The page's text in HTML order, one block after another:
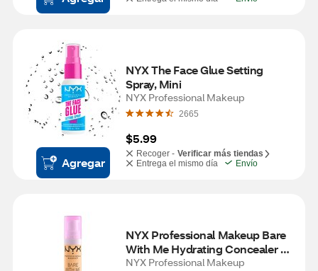
Agregar
NYX The Face Glue Setting
Spray, Mini
NYX Professional Makeup
2665
$5.99
Recoger - Verificar más tiendas
Entrega el mismo día
Envío
NYX Professional Makeup Bare
With Me Hydrating Concealer
Serum Golden
NYX Professional Makeup